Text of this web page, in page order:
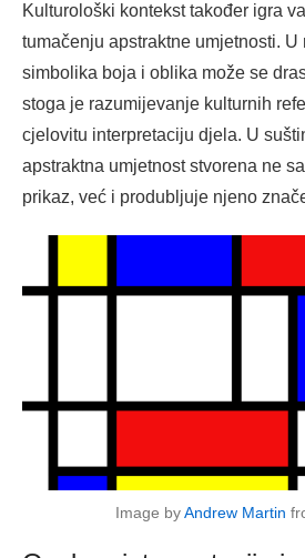
Kulturološki kontekst također igra
tumačenju apstraktne umjetnosti. U
simbolika boja i oblika može se
stoga je razumijevanje kulturnih
cjelovitu interpretaciju djela. U
apstraktna umjetnost stvorena ne
prikaz, već i produbljuje njeno
Image byAndrew Martin